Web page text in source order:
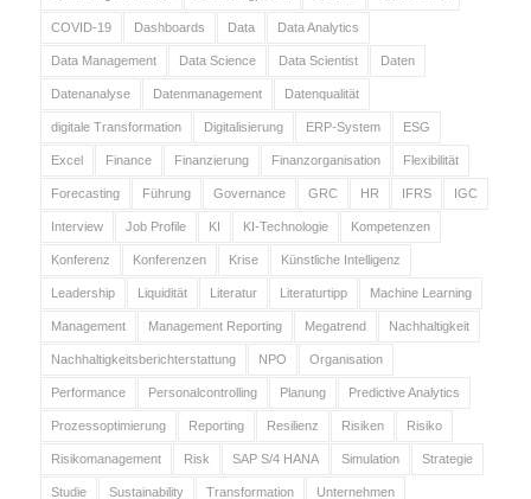
COVID-19 Dashboards Data Data Analytics
Data Management Data Science Data Scientist Daten
Datenanalyse Datenmanagement Datenqualität
digitale Transformation Digitalisierung ERP-System ESG
Excel Finance Finanzierung Finanzorganisation Flexibilität
Forecasting Führung Governance GRC HR IFRS IGC
Interview Job Profile KI KI-Technologie Kompetenzen
Konferenz Konferenzen Krise Künstliche Intelligenz
Leadership Liquidität Literatur Literaturtipp Machine Learning
Management Management Reporting Megatrend Nachhaltigkeit
Nachhaltigkeitsberichterstattung NPO Organisation
Performance Personalcontrolling Planung Predictive Analytics
Prozessoptimierung Reporting Resilienz Risiken Risiko
Risikomanagement Risk SAP S/4 HANA Simulation Strategie
Studie Sustainability Transformation Unternehmen